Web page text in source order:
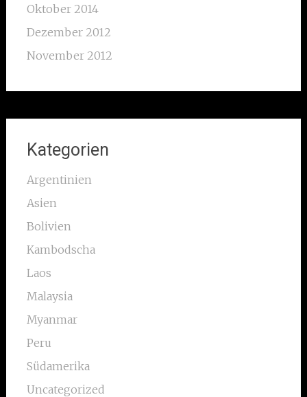
Oktober 2014
Dezember 2012
November 2012
Kategorien
Argentinien
Asien
Bolivien
Kambodscha
Laos
Malaysia
Myanmar
Peru
Südamerika
Uncategorized